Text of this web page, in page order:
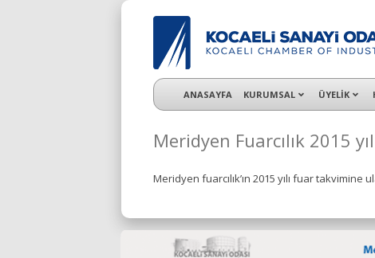
KSO 3500’ü aşkın sanayi kuruluşuna uzman
ANASAYFA KURUMSAL ÜYELİK
Meridyen Fuarcılık 2015
Meridyen fuarcılık’ın 2015 yılı fuar takvimine